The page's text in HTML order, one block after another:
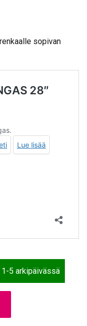
sopivan
5 arkipäivässä